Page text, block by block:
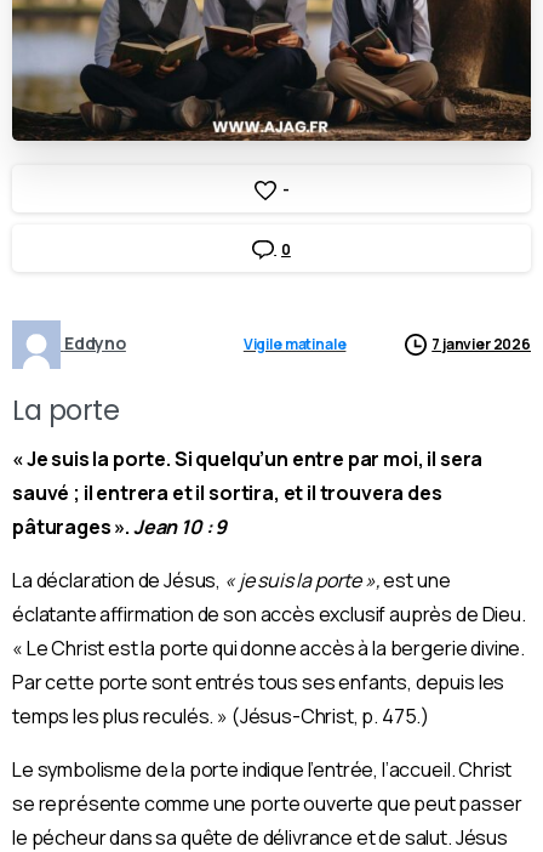
-
0
Eddyno Vigile matinale 7 janvier 2026
La porte
« Je suis la porte. Si quelqu’un entre par moi, il sera
sauvé ; il entrera et il sortira, et il trouvera des
pâturages ».Jean 10 : 9
La déclaration de Jésus, « je suis la porte »,est une
éclatante affirmation de son accès exclusif auprès de Dieu.
« Le Christ est la porte qui donne accès à la bergerie divine.
Par cette porte sont entrés tous ses enfants, depuis les
temps les plus reculés. » (Jésus-Christ, p. 475.)
Le symbolisme de la porte indique l’entrée, l’accueil. Christ
se représente comme une porte ouverte que peut passer
le pécheur dans sa quête de délivrance et de salut. Jésus